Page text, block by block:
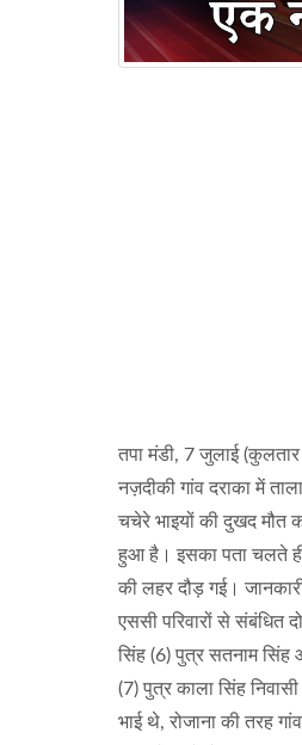
तपा मंडी, 7 जुलाई (कुलतार
नज़दीकी गांव दराका में
चचेरे भाइयों की दुखद मौत
हुआ है। इसका पता चलते
की लहर दौड़ गई।
एससी परिवारों से संबंधित
सिंह (6) पुत्र सतनाम सिंह
(7) पुत्र काला सिंह
भाई थे, रोजाना की तरह